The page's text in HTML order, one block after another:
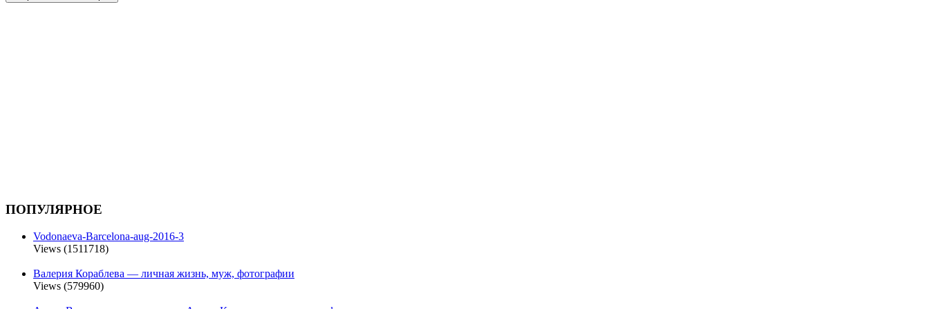
ПОПУЛЯРНОЕ
Vodonaeva-Barcelona-aug-2016-3
Views (1511718)
Валерия Кораблева — личная жизнь, муж, фотографии
Views (579960)